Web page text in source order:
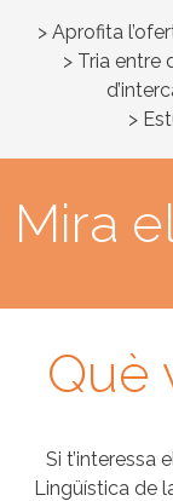
> Aprofita
> Tria entre
>
Mira
Què
Si t’interessa
Lingüística de